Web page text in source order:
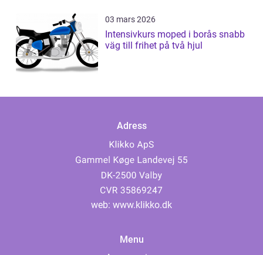
03 mars 2026
Intensivkurs moped i borås snabb
väg till frihet på två hjul
Adress
web: www.klikko.dk
Menu